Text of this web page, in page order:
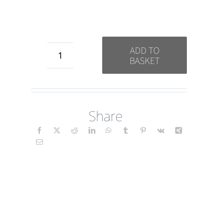
Glaube
quantity
ADD TO
BASKET
Share